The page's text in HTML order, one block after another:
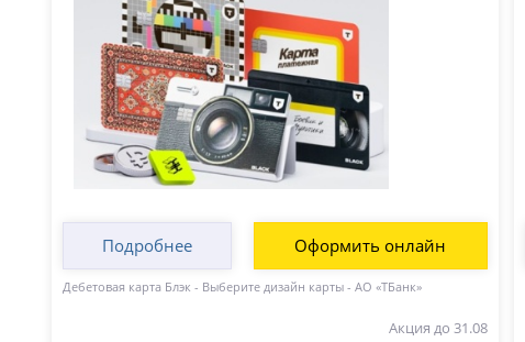
Подробнее Оформить онлайн
Дебетовая карта Блэк - Выберите дизайн карты - АО «ТБанк»
Акция до 31.08